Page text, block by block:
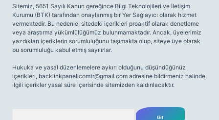
Sitemiz, 5651 Sayılı Kanun gereğince Bilgi Teknolojileri ve İletişim
Kurumu (BTK) tarafından onaylanmış bir Yer Sağlayıcı olarak hizmet
vermektedir. Bu nedenle, sitedeki içerikleri proaktif olarak denetleme
veya araştırma yükümlülüğümüz bulunmamaktadır. Ancak, üyelerimiz
yazdıkları içeriklerin sorumluluğunu taşımakta olup, siteye üye olarak
bu sorumluluğu kabul etmiş sayılırlar.
Hukuka ve yasal düzenlemelere aykırı olduğunu düşündüğünüz
içerikleri, backlinkpanelicomtr@gmail.com adresine bildirmeniz halinde,
ilgili içerikler yasal süre içerisinde sitemizden kaldırılacaktır.